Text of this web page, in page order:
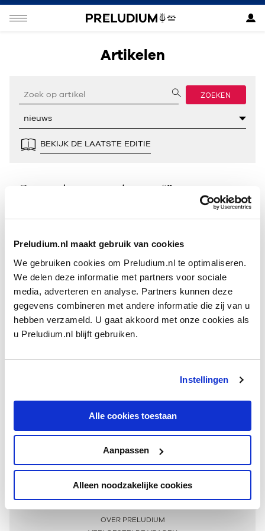
Preludium.nl maakt gebruik van cookies
We gebruiken cookies om Preludium.nl te optimaliseren.
We delen deze informatie met partners voor sociale
media, adverteren en analyse. Partners kunnen deze
gegevens combineren met andere informatie die zij van u
hebben verzameld. U gaat akkoord met onze cookies als
u Preludium.nl blijft gebruiken.
Instellingen
Alle cookies toestaan
Aanpassen
Alleen noodzakelijke cookies
Artikelen
ZOEKEN
BEKIJK DE LAATSTE EDITIE
Geen resultaten gevonden voor “”.
Meer informatie
OVER PRELUDIUM